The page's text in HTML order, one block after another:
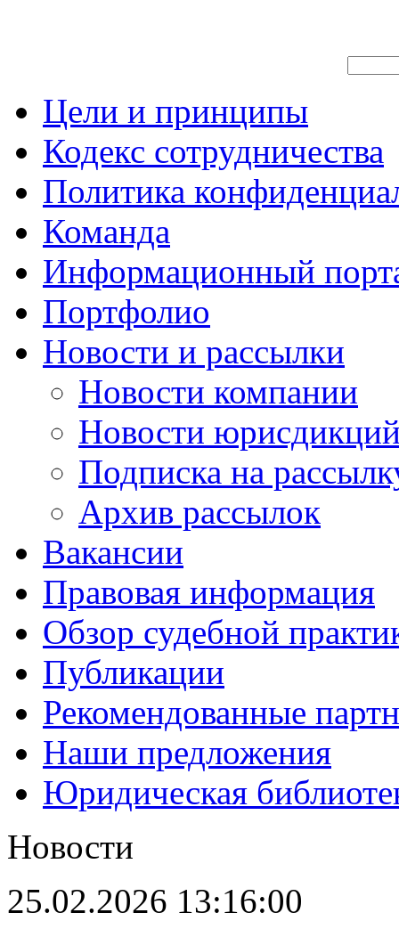
Цели и принципы
Кодекс сотрудничества
Политика
Команда
Информационный
Портфолио
Новости и рассылки
Новости компании
Новости
Подписка на
Архив рассылок
Вакансии
Правовая информация
Обзор судебной
Публикации
Рекомендованные
Наши предложения
Юридическая
Новости
25.02.2026 13:16:00